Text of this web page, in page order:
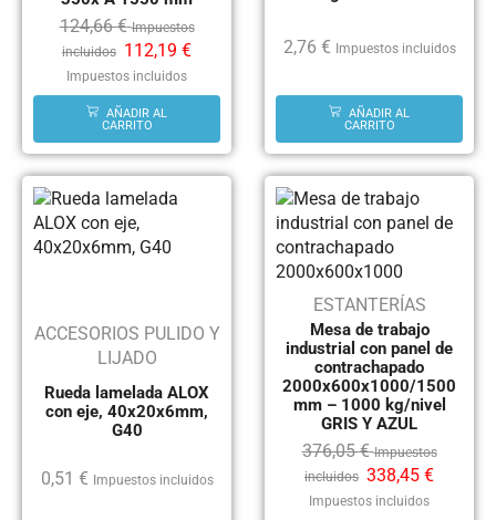
124,66€ Impuestos
incluidos 112,19 €
Impuestos incluidos
AÑADIR AL
CARRITO
2,76 € Impuestos incluidos
AÑADIR AL
CARRITO
ACCESORIOS PULIDO Y
LIJADO
Rueda lamelada ALOX
con eje, 40x20x6mm,
G40
0,51 € Impuestos incluidos
ESTANTERÍAS
Mesa de trabajo
industrial con panel de
contrachapado
2000x600x1000/1500
mm – 1000 kg/nivel
GRIS Y AZUL
376,05€ Impuestos
incluidos 338,45 €
Impuestos incluidos